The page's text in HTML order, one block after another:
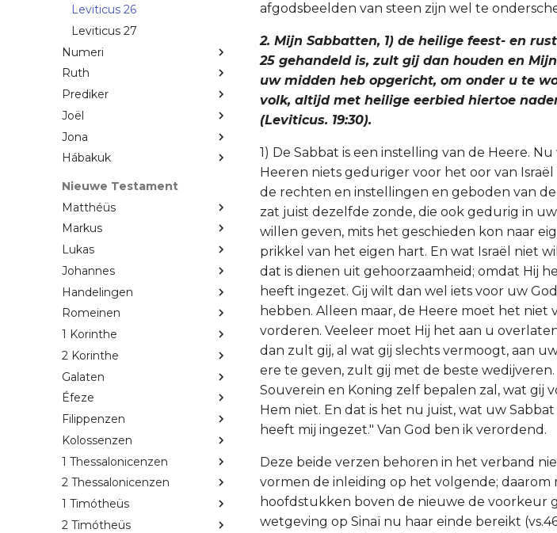
Leviticus 26
Leviticus 27
Numeri
Ruth
Prediker
Joël
Jona
Hábakuk
Nieuwe Testament
Matthéüs
Markus
Lukas
Johannes
Handelingen
Romeinen
1 Korinthe
2 Korinthe
Galaten
Éfeze
Filippenzen
Kolossenzen
1 Thessalonicenzen
2 Thessalonicenzen
1 Timótheüs
2 Timótheüs
afgodsbeelden van steen zijn wel te
2. Mijn Sabbatten, 1) de heilige feest- en
25 gehandeld is, zult gij dan houden en
uw midden heb opgericht, om onder u te
volk, altijd met heilige eerbied hiertoe
(Leviticus. 19:30).
1) De Sabbat is een instelling van de Heere.
Heeren niets geduriger voor het oor van
de rechten en instellingen en geboden van de
zat juist dezelfde zonde, die ook gedurig in
willen geven, mits het geschieden kon naar
prikkel van het eigen hart. En wat Israël niet
dat is dienen uit gehoorzaamheid; omdat Hij
heeft ingezet. Gij wilt dan wel iets voor uw
hebben. Alleen maar, de Heere moet het niet
vorderen. Veeleer moet Hij het aan u
dan zult gij, al wat gij slechts vermoogt, aan
ere te geven, zult gij met de beste
Souverein en Koning zelf bepalen zal, wat gij
Hem niet. En dat is het nu juist, wat uw
heeft mij ingezet." Van God ben ik verordend.
Deze beide verzen behoren in het verband
vormen de inleiding op het volgende;
hoofdstukken boven de nieuwe de voorkeur
wetgeving op Sinaï nu haar einde bereikt